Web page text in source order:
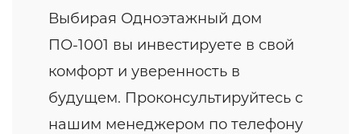
Выбирая Одноэтажный дом
ПО-1001 вы инвестируете в свой
комфорт и уверенность в
будущем. Проконсультируйтесь с
нашим менеджером по телефону